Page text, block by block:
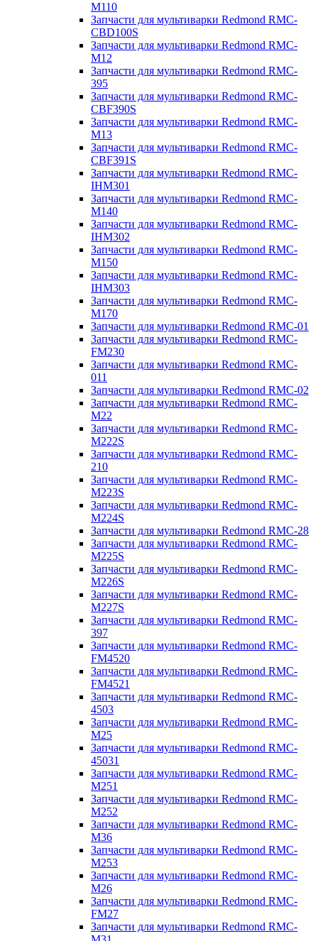
M110
Запчасти для мультиварки Redmond RMC-
CBD100S
Запчасти для мультиварки Redmond RMC-
M12
Запчасти для мультиварки Redmond RMC-
395
Запчасти для мультиварки Redmond RMC-
CBF390S
Запчасти для мультиварки Redmond RMC-
M13
Запчасти для мультиварки Redmond RMC-
CBF391S
Запчасти для мультиварки Redmond RMC-
IHM301
Запчасти для мультиварки Redmond RMC-
M140
Запчасти для мультиварки Redmond RMC-
IHM302
Запчасти для мультиварки Redmond RMC-
M150
Запчасти для мультиварки Redmond RMC-
IHM303
Запчасти для мультиварки Redmond RMC-
M170
Запчасти для мультиварки Redmond RMC-01
Запчасти для мультиварки Redmond RMC-
FM230
Запчасти для мультиварки Redmond RMC-
011
Запчасти для мультиварки Redmond RMC-02
Запчасти для мультиварки Redmond RMC-
M22
Запчасти для мультиварки Redmond RMC-
M222S
Запчасти для мультиварки Redmond RMC-
210
Запчасти для мультиварки Redmond RMC-
M223S
Запчасти для мультиварки Redmond RMC-
M224S
Запчасти для мультиварки Redmond RMC-28
Запчасти для мультиварки Redmond RMC-
M225S
Запчасти для мультиварки Redmond RMC-
M226S
Запчасти для мультиварки Redmond RMC-
M227S
Запчасти для мультиварки Redmond RMC-
397
Запчасти для мультиварки Redmond RMC-
FM4520
Запчасти для мультиварки Redmond RMC-
FM4521
Запчасти для мультиварки Redmond RMC-
4503
Запчасти для мультиварки Redmond RMC-
M25
Запчасти для мультиварки Redmond RMC-
45031
Запчасти для мультиварки Redmond RMC-
M251
Запчасти для мультиварки Redmond RMC-
M252
Запчасти для мультиварки Redmond RMC-
M36
Запчасти для мультиварки Redmond RMC-
M253
Запчасти для мультиварки Redmond RMC-
M26
Запчасти для мультиварки Redmond RMC-
FM27
Запчасти для мультиварки Redmond RMC-